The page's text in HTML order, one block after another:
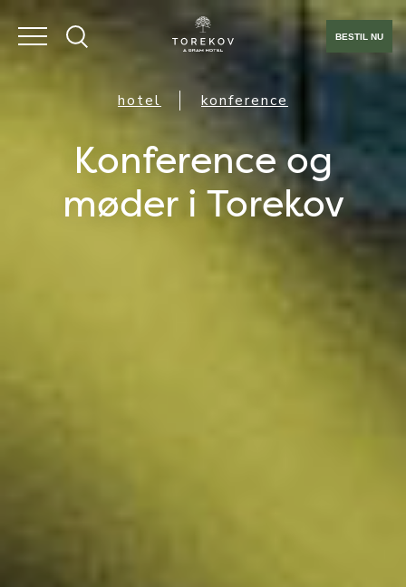
BESTIL NU
hotel konference
Konference og
møder i Torekov